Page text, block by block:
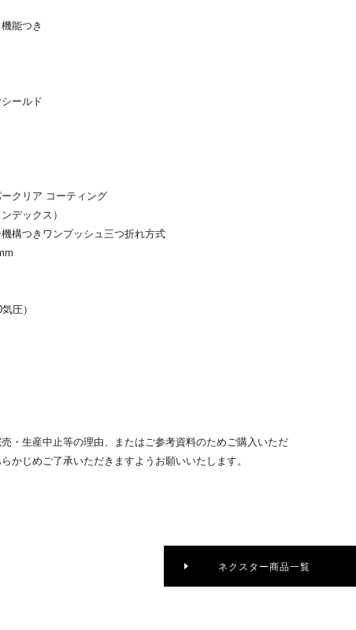
能つき
ールド
クリア コーティング
デックス）
構つきワンプッシュ三つ折れ方式
圧）
・生産中止等の理由、またはご参考資料のためご購入いただ
かじめご了承いただきますようお願いいたします。
ネクスター商品一覧